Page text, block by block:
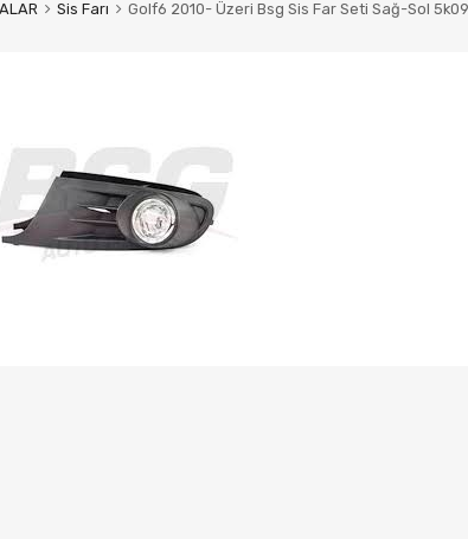
Sis Farı Golf6 2010- Üzeri Bsg Sis Far Seti Sağ-Sol